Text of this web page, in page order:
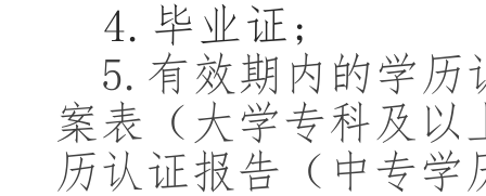
4. 毕业证 ;
5. 有效期内的学历
案表（大学专科及
历认证报告（中专学